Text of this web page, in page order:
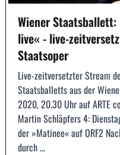
Wiener Staatsballett:
live« - live-
Staatsoper
Live-zeitversetzter Stream
Staatsballetts aus der
2020, 20.30 Uhr auf ARTE
Martin Schläpfers 4:
der »Matinee« auf ORF2
durch ...